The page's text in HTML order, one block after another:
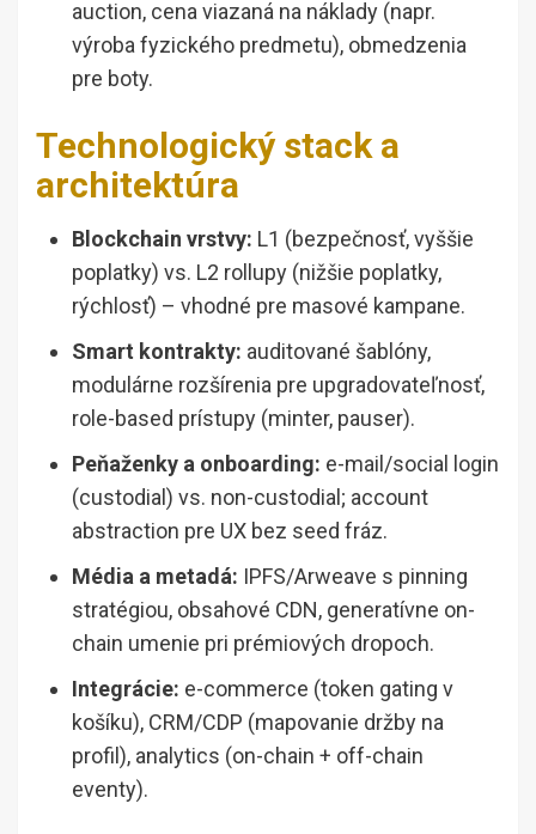
auction, cena viazaná na náklady (napr.
výroba fyzického predmetu), obmedzenia
pre boty.
Technologický stack a
architektúra
Blockchain vrstvy: L1 (bezpečnosť, vyššie
poplatky) vs. L2 rollupy (nižšie poplatky,
rýchlosť) – vhodné pre masové kampane.
Smart kontrakty: auditované šablóny,
modulárne rozšírenia pre upgradovateľnosť,
role-based prístupy (minter, pauser).
Peňaženky a onboarding: e-mail/social login
(custodial) vs. non-custodial; account
abstraction pre UX bez seed fráz.
Média a metadá: IPFS/Arweave s pinning
stratégiou, obsahové CDN, generatívne on-
chain umenie pri prémiových dropoch.
Integrácie: e-commerce (token gating v
košíku), CRM/CDP (mapovanie držby na
profil), analytics (on-chain + off-chain
eventy).